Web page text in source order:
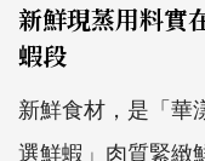
新鮮現蒸用料實
蝦段
新鮮食材，是「華
選鮮蝦」肉質緊緻